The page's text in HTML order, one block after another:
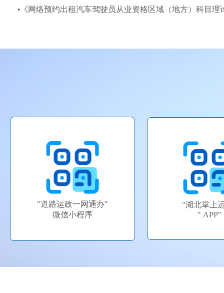
• 《网络预约出租汽车驾驶员从业资格区域（地方）科目理
"道路运政一网通办"
微信小程序
"湖北掌上
" APP"